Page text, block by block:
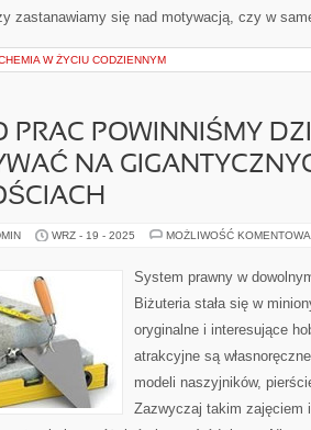
zastanawiamy się nad motywacją, czy w
W ŻYCIU CODZIENNYM
PRAC POWINNIŚMY
NA
WRZ - 19 - 2025 MOŻLIWOŚĆ
System prawny w
Biżuteria stała się w
oryginalne i interesujące
atrakcyjne są
modeli naszyjników,
Zazwyczaj takim zajęciem